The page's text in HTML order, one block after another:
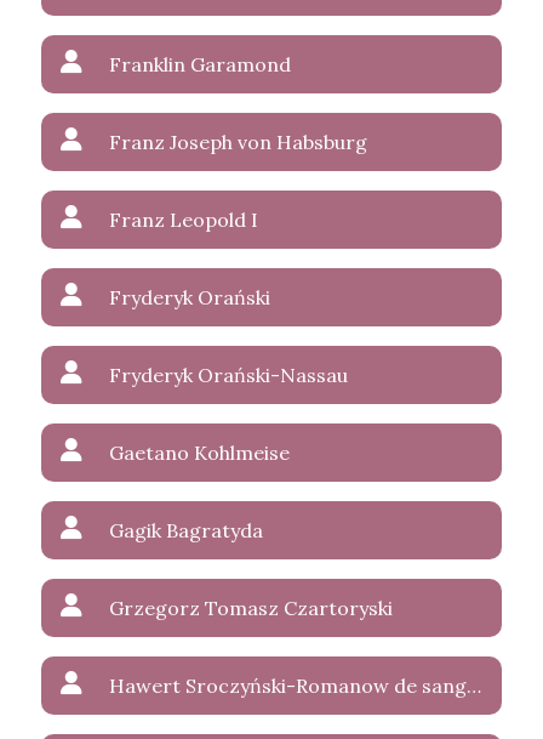
Franklin Garamond
Franz Joseph von Habsburg
Franz Leopold I
Fryderyk Orański
Fryderyk Orański-Nassau
Gaetano Kohlmeise
Gagik Bagratyda
Grzegorz Tomasz Czartoryski
Hawert Sroczyński-Romanow de sanguinis Wettin-Weerland